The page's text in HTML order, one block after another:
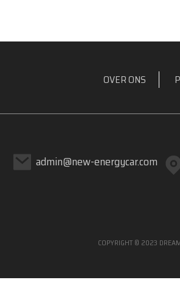
Great Wall Gun 2023 2.0T
Trophy Sports...
OVER ONS
admin@new-energycar.com
COPYRIGHT © 2023